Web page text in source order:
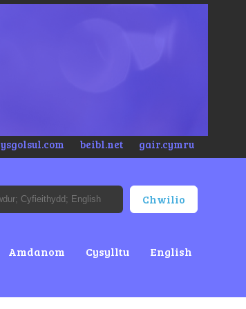
ysgolsul.com beibl.net gair.cymru
Amdanom Cysylltu English